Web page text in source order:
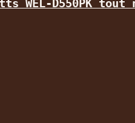
WEL-D550PK tout